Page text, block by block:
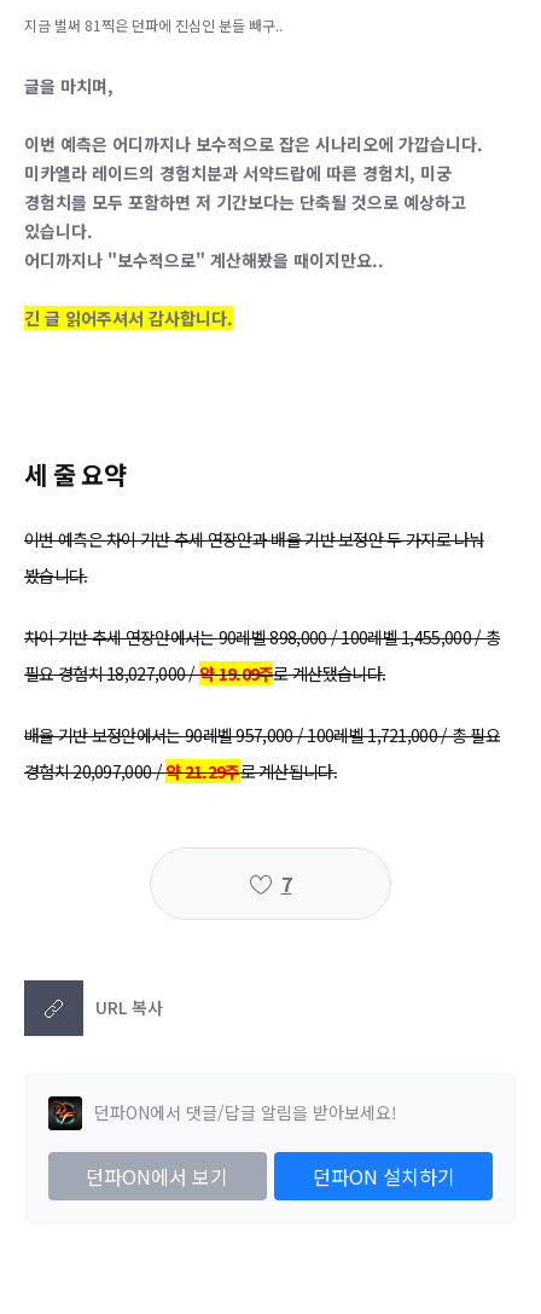
지금 벌써 81찍은 던파에 진심인 분들 빼구..
글을 마치며,
이번 예측은 어디까지나 보수적으로 잡은 시나리오에 가깝습니다.
미카엘라 레이드의 경험치분과 서약드랍에 따른 경험치, 미궁
경험치를 모두 포함하면 저 기간보다는 단축될 것으로 예상하고
있습니다.
어디까지나 "보수적으로" 계산해봤을 때이지만요..
긴 글 읽어주셔서 감사합니다.
세 줄 요약
이번 예측은차이 기반 추세 연장안과배율 기반 보정안두 가지로 나눠
봤습니다.
차이 기반 추세 연장안에서는90레벨 898,000 / 100레벨 1,455,000 / 총
필요 경험치 18,027,000 /약 19.09주로 계산됐습니다.
배율 기반 보정안에서는90레벨 957,000 / 100레벨 1,721,000 / 총 필요
경험치 20,097,000 /약 21.29주로 계산됩니다.
7
URL 복사
던파ON에서 댓글/답글 알림을 받아보세요!
던파ON에서 보기 던파ON 설치하기